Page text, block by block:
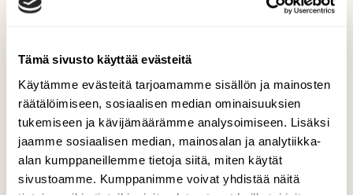
Tämä sivusto käyttää evästeitä
Käytämme evästeitä tarjoamamme sisällön ja mainosten
räätälöimiseen, sosiaalisen median ominaisuuksien
tukemiseen ja kävijämäärämme analysoimiseen. Lisäksi
jaamme sosiaalisen median, mainosalan ja analytiikka-
alan kumppaneillemme tietoja siitä, miten käytät
sivustoamme. Kumppanimme voivat yhdistää näitä